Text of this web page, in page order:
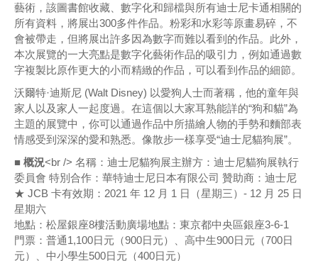
藝術，該圖書館收藏、數字化和歸檔與所有迪士尼卡通相關的
所有資料，將展出300多件作品。粉彩和水彩等原畫易碎，不
會被帶走，但將展出許多因為數字而難以看到的作品。此外，
本次展覽的一大亮點是數字化藝術作品的吸引力，例如通過數
字複製比原作更大的小而精緻的作品，可以看到作品的細節。
沃爾特·迪斯尼 (Walt Disney) 以愛狗人士而著稱，他的童年與
家人以及家人一起度過。在這個以大家耳熟能詳的“狗和貓”為
主題的展覽中，你可以通過作品中所描繪人物的手勢和麵部表
情感受到深深的愛和熟悉。像散步一樣享受“迪士尼貓狗展”。
■ 概況<br /> 名稱：迪士尼貓狗展主辦方：迪士尼貓狗展執行
委員會 特別合作：華特迪士尼日本有限公司 贊助商：迪士尼
★ JCB 卡有效期：2021 年 12 月 1 日（星期三）- 12 月 25 日
星期六
地點：松屋銀座8樓活動廣場地點：東京都中央區銀座3-6-1
門票：普通1,100日元（900日元）、高中生900日元（700日
元）、中小學生500日元（400日元）